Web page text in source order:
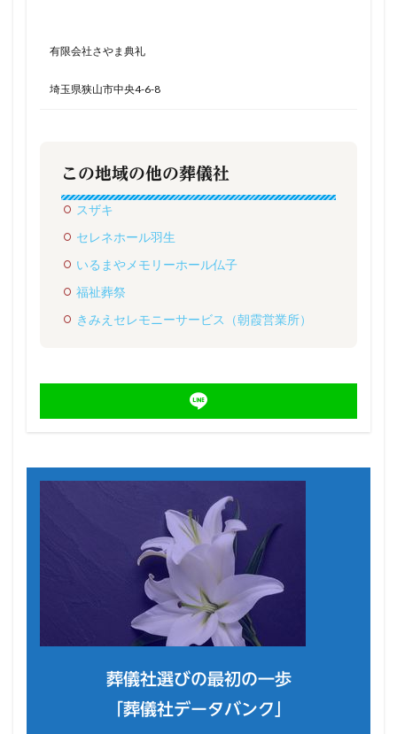
有限会社さやま典礼
埼玉県狭山市中央4-6-8
この地域の他の葬儀社
スザキ
セレネホール羽生
いるまやメモリーホール仏子
福祉葬祭
きみえセレモニーサービス（朝霞営業所）
葬儀社選びの最初の一歩
「葬儀社データバンク」